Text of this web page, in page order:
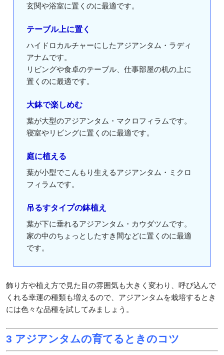
玄関や浴室に置くのに最適です。
テーブル上に置く
ハイドロカルチャーにしたアジアンタム・ラディ
アナムです。
リビングや食卓のテーブル、仕事部屋の机の上に
置くのに最適です。
大鉢で楽しめむ
葉が大型のアジアンタム・マクロフィラムです。
寝室やリビングに置くのに最適です。
庭に植える
葉が小型でこんもり生えるアジアンタム・ミクロ
フィラムです。
吊るすタイプの鉢植え
葉が下に垂れるアジアンタム・カウダツムです。
家の中のちょっとしたすき間などに置くのに最適
です。
飾り方や植え方で見た目の雰囲気も大きく変わり、呼び込んで
くれる幸運の種類も増えるので、アジアンタムを栽培するとき
には色々な品種を試してみましょう。
3 アジアンタムの育てるときのコツ